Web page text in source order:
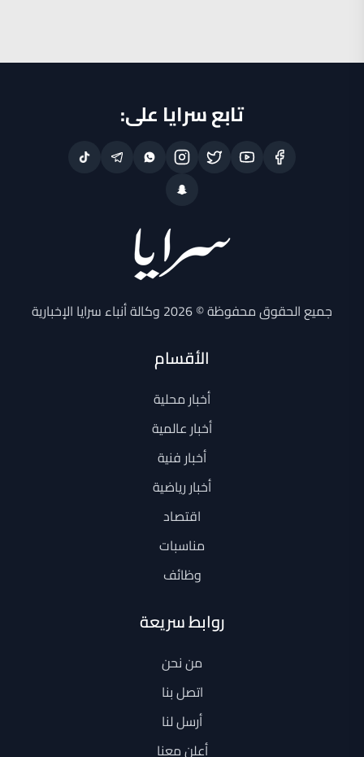
تابع سرايا على:
جميع الحقوق محفوظة © 2026 وكالة أنباء سرايا الإخبارية
الأقسام
أخبار محلية
أخبار عالمية
أخبار فنية
أخبار رياضية
اقتصاد
مناسبات
وظائف
روابط سريعة
من نحن
اتصل بنا
أرسل لنا
أعلن معنا